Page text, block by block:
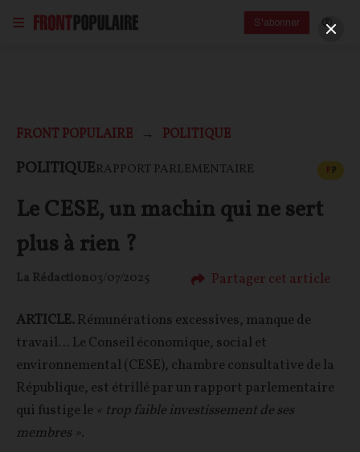
S'abonner
FRONT POPULAIRE POLITIQUE
POLITIQUERAPPORT PARLEMENTAIRE FP
Le CESE, un machin qui ne sert
plus à rien ?
La Rédaction03/07/2025 Partager cet article
ARTICLE.Rémunérations excessives, manque de
travail… Le Conseil économique, social et
environnemental (CESE), chambre consultative de la
République, est étrillé par un rapport parlementaire
qui fustige le « trop faible investissement de ses
membres ».